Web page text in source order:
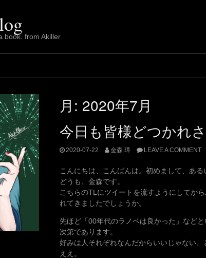
book. from Akiller
月: 2020年7月
今日も皆様どつかれ
2020-07-22 金森 璋 LEAVE A COMMENT
こんにちは、こんばんは。初めまして、ある
どうも、金森です。
こちらのTLにツイートを流すようにしてか
れてきましたでしょうか。
先ほど「00年代のラノベは良かった」など
次第であります。
好みは人それぞれなんだからいいじゃない
ええ。